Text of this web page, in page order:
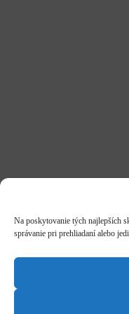
Na poskytovanie tých najlepších
správanie pri prehliadaní alebo